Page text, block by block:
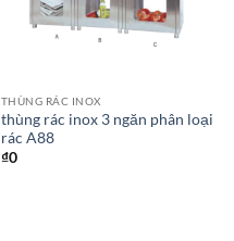
THÙNG RÁC INOX
thùng rác inox 3 ngăn phân loại
rác A88
₫0